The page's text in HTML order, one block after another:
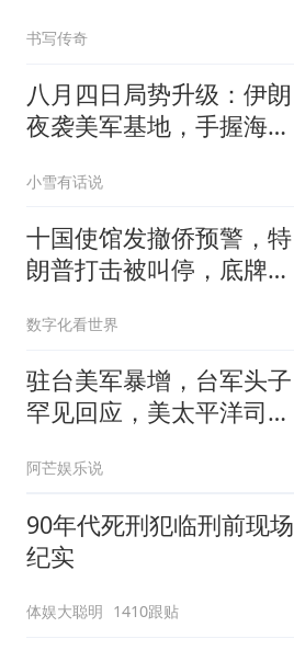
书写传奇
八月四日局势升级：伊朗
夜袭美军基地，手握海峡
小雪有话说
十国使馆发撤侨预警，特
朗普打击被叫停，底牌将
数字化看世界
驻台美军暴增，台军头子
罕见回应，美太平洋司令
阿芒娱乐说
90年代死刑犯临刑前现场
纪实
体娱大聪明 1410跟贴